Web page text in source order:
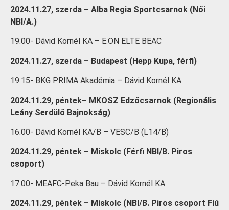
2024.11.27, szerda – Alba Regia Sportcsarnok (Női
NBI/A.)
19.00- Dávid Kornél KA – E.ON ELTE BEAC
2024.11.27, szerda – Budapest (Hepp Kupa, férfi)
19.15- BKG PRIMA Akadémia – Dávid Kornél KA
2024.11.29, péntek– MKOSZ Edzőcsarnok (Regionális
Leány Serdülő Bajnokság)
16.00- Dávid Kornél KA/B – VESC/B (L14/B)
2024.11.29, péntek – Miskolc (Férfi NBI/B. Piros
csoport)
17.00- MEAFC-Peka Bau – Dávid Kornél KA
2024.11.29, péntek – Miskolc (NBI/B. Piros csoport Fiú